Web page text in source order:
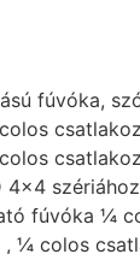
fúvóka,
4×4 szériához
fúvóka ¼
, ¼ colos